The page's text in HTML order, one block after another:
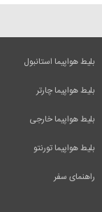
بلیط هواپیما استانبول
بلیط هواپیما چارتر
بلیط هواپیما خارجی
بلیط هواپیما تورنتو
راهنمای سفر